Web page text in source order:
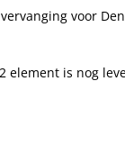
voor
element is nog